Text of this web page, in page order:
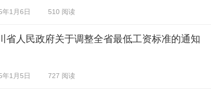
年1月6日 510 阅读
省人民政府关于调整全省最低工资标准的通知
年1月5日 727 阅读